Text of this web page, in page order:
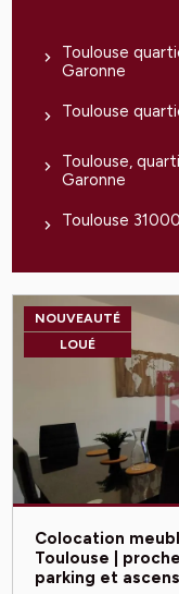
Toulouse
Garonne
Toulouse
Toulouse,
Garonne
Toulouse
NOUVEAUTÉ
LOUÉ
Colocation
Toulouse |
parking et